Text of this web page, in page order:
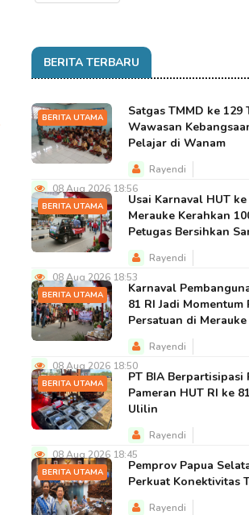
BERITA TERBARU
BERITA UTAMA
Satgas TMMD ke 129
Wawasan
Pelajar di Wanam
Rayendi
08 Aug 2026 18:56
BERITA UTAMA
Usai Karnaval HUT ke
Merauke Kerahkan
Petugas Bersihkan
Rayendi
08 Aug 2026 18:53
BERITA UTAMA
Karnaval
81 RI Jadi Momentum
Persatuan di Merauke
Rayendi
08 Aug 2026 18:50
BERITA UTAMA
PT BIA Berpartisipasi
Pameran HUT RI ke
Ulilin
Rayendi
08 Aug 2026 18:45
BERITA UTAMA
Pemprov Papua
Perkuat Konektivitas
Rayendi